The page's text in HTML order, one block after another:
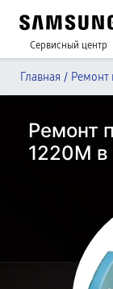
Сервисный центр
Главная / Ремонт
Ремонт
1220M